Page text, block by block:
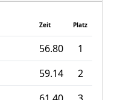
Zeit Platz
56.80
1
59.14
2